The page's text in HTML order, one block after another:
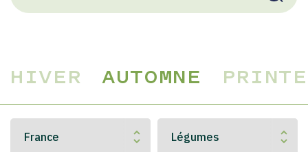
HIVER AUTOMNE